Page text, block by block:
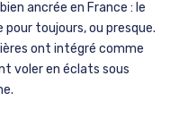
ancrée en France : le
pour toujours, ou presque.
ont intégré comme
voler en éclats sous